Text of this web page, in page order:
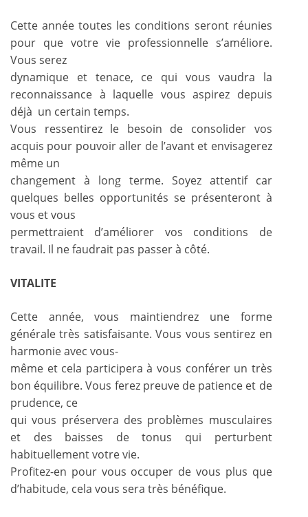
Cette année toutes les conditions seront réunies
pour que votre vie professionnelle s’améliore.
Vous serez
dynamique et tenace, ce qui vous vaudra la
reconnaissance à laquelle vous aspirez depuis
déjà un certain temps.
Vous ressentirez le besoin de consolider vos
acquis pour pouvoir aller de l’avant et envisagerez
même un
changement à long terme. Soyez attentif car
quelques belles opportunités se présenteront à
vous et vous
permettraient d’améliorer vos conditions de
travail. Il ne faudrait pas passer à côté.
VITALITE
Cette année, vous maintiendrez une forme
générale très satisfaisante. Vous vous sentirez en
harmonie avec vous-
même et cela participera à vous conférer un très
bon équilibre. Vous ferez preuve de patience et de
prudence, ce
qui vous préservera des problèmes musculaires
et des baisses de tonus qui perturbent
habituellement votre vie.
Profitez-en pour vous occuper de vous plus que
d’habitude, cela vous sera très bénéfique.